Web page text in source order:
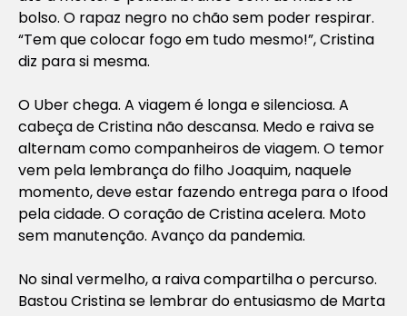
bolso. O rapaz negro no chão sem poder respirar.
“Tem que colocar fogo em tudo mesmo!”, Cristina
diz para si mesma.
O Uber chega. A viagem é longa e silenciosa. A
cabeça de Cristina não descansa. Medo e raiva se
alternam como companheiros de viagem. O temor
vem pela lembrança do filho Joaquim, naquele
momento, deve estar fazendo entrega para o Ifood
pela cidade. O coração de Cristina acelera. Moto
sem manutenção. Avanço da pandemia.
No sinal vermelho, a raiva compartilha o percurso.
Bastou Cristina se lembrar do entusiasmo de Marta